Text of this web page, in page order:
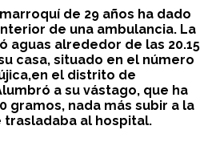
de 29 años ha dado
de una ambulancia. La
aguas alrededor de las 20.15
casa, situado en el número
el distrito de
a su vástago, que ha
gramos, nada más subir a la
trasladaba al hospital.